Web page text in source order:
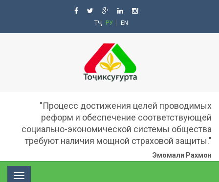
ТҶ РУ EN
"Процесс достижения целей проводимых
реформ и обеспечение соответствующей
социально-экономической системы общества
требуют наличия мощной страховой защиты."
Эмомали Рахмон
Toggle